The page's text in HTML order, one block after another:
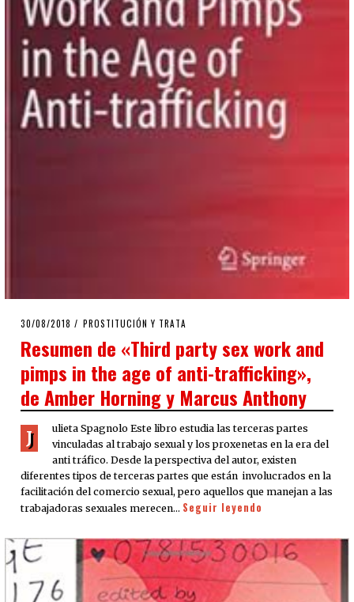
POSTED
30/08/2018 PROSTITUCIÓN Y TRATA
Resumen de «Third party sex work and
pimps in the age of anti-trafficking»,
de Amber Horning y Marcus Anthony
J
ulieta Spagnolo Este libro estudia las terceras partes
vinculadas al trabajo sexual y los proxenetas en la era del
anti tráfico. Desde la perspectiva del autor, existen
diferentes tipos de terceras partes que están involucrados en la
facilitación del comercio sexual, pero aquellos que manejan a las
trabajadoras sexuales merecen… Seguir leyendo